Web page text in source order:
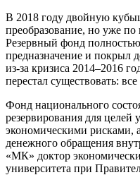
В 2018 году двойную
преобразование, но уже
Резервный фонд
предназначение и покрыл
из-за кризиса 2014–2016
перестал существовать:
Фонд национального
резервирования для
экономическими рисками,
денежного обращения
«МК» доктор
университета при